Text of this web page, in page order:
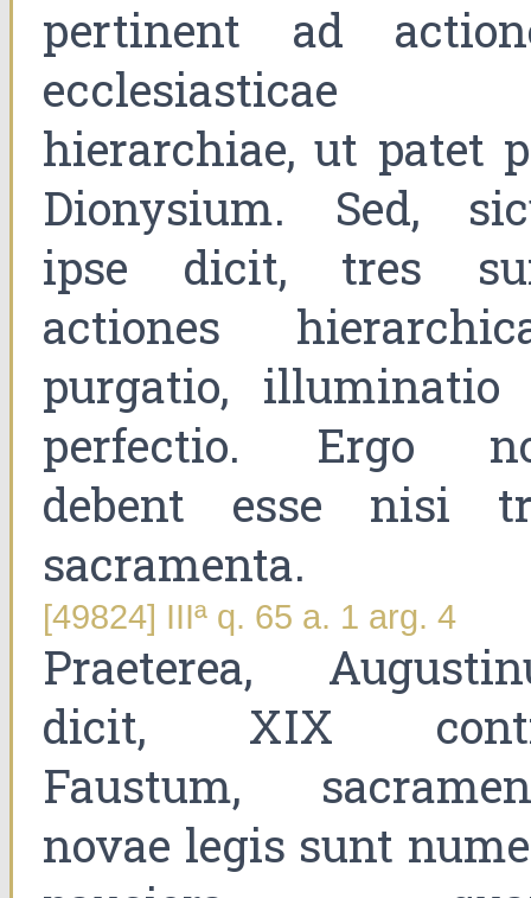
pertinent ad
ecclesiasticae
hierarchiae, ut patet
Dionysium. Sed,
ipse dicit, tres
actiones
purgatio, illuminatio
perfectio. Ergo
debent esse nisi
sacramenta.
[49824] IIIª q. 65 a. 1 arg. 4
Praeterea,
dicit, XIX
Faustum,
novae legis sunt